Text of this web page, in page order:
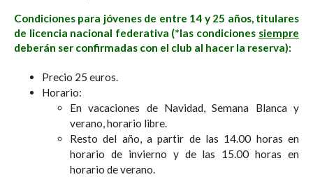
Condiciones para jóvenes de entre 14 y 25 años, titulares
de licencia nacional federativa (*las condiciones siempre
deberán ser confirmadas con el club al hacer la reserva):
Precio 25 euros.
Horario:
En vacaciones de Navidad, Semana Blanca y
verano, horario libre.
Resto del año, a partir de las 14.00 horas en
horario de invierno y de las 15.00 horas en
horario de verano.